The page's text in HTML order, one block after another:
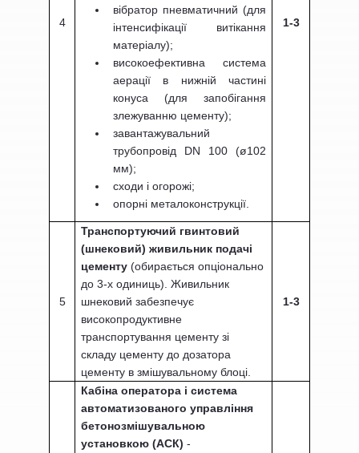
4
вібратор пневматичний (для
інтенсифікації витікання
матеріалу);
високоефективна система
аерації в нижній частині
конуса (для запобігання
злежуванню цементу);
завантажувальний
трубопровід DN 100 (ø102
мм);
сходи і огорожі;
опорні металоконструкції.
1-3
5
Транспортуючий гвинтовий
(шнековий) живильник подачі
цементу (обирається опціонально
до 3-х одиниць). Живильник
шнековий забезпечує
високопродуктивне
транспортування цементу зі
складу цементу до дозатора
цементу в змішувальному блоці.
1-3
Кабіна оператора і система
автоматизованого управління
бетонозмішувальною
установкою (АСК) -